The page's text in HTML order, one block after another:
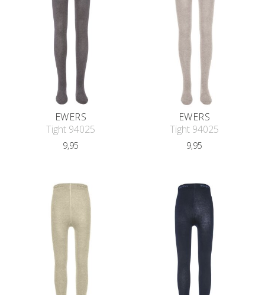
EWERS
Tight 94025
9,95
EWERS
Tight 94025
9,95